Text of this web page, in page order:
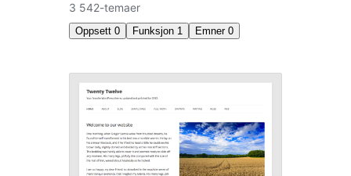
3 542-temaer
Oppsett 0 Funksjon 1 Emner 0
Fleksibel
sidetopp